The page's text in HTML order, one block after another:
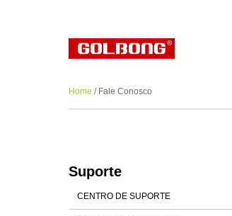
Home / Fale Conosco
Suporte
CENTRO DE SUPORTE